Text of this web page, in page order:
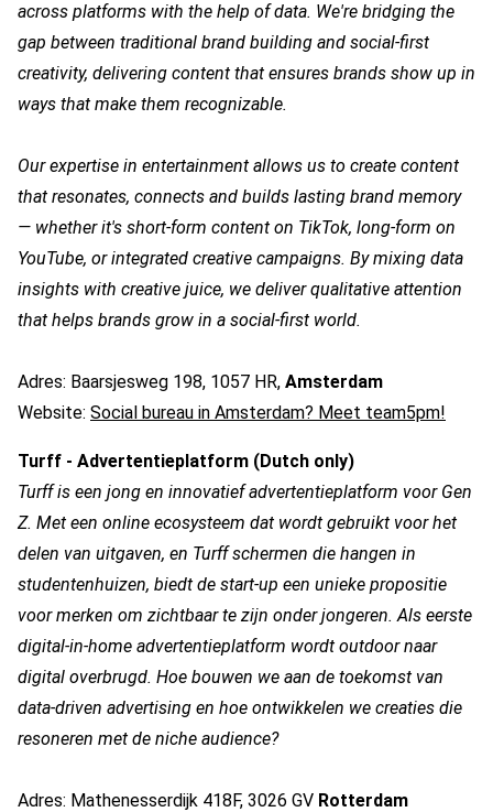
across platforms with the help of data. We're bridging the
gap between traditional brand building and social-first
creativity, delivering content that ensures brands show up in
ways that make them recognizable.
Our expertise in entertainment allows us to create content
that resonates, connects and builds lasting brand memory
— whether it's short-form content on TikTok, long-form on
YouTube, or integrated creative campaigns. By mixing data
insights with creative juice, we deliver qualitative attention
that helps brands grow in a social-first world.
Adres: Baarsjesweg 198, 1057 HR, Amsterdam
Website: Social bureau in Amsterdam? Meet team5pm!
Turff - Advertentieplatform (Dutch only)
Turff is een jong en innovatief advertentieplatform voor Gen
Z. Met een online ecosysteem dat wordt gebruikt voor het
delen van uitgaven, en Turff schermen die hangen in
studentenhuizen, biedt de start-up een unieke propositie
voor merken om zichtbaar te zijn onder jongeren. Als eerste
digital-in-home advertentieplatform wordt outdoor naar
digital overbrugd. Hoe bouwen we aan de toekomst van
data-driven advertising en hoe ontwikkelen we creaties die
resoneren met de niche audience?
Adres: Mathenesserdijk 418F, 3026 GV Rotterdam